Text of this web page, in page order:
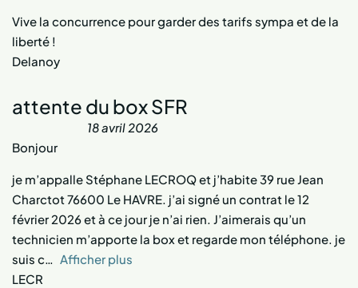
Vive la concurrence pour garder des tarifs sympa et de la
liberté !
Delanoy
attente du box SFR
18 avril 2026
Bonjour
je m’appalle Stéphane LECROQ et j’habite 39 rue Jean
Charctot 76600 Le HAVRE. j’ai signé un contrat le 12
février 2026 et à ce jour je n’ai rien. J’aimerais qu’un
technicien m’apporte la box et regarde mon téléphone. je
suis c
Afficher plus
LECR